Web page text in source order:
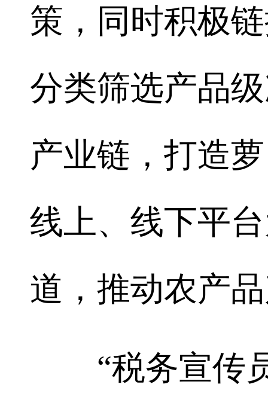
策，同时积极
分类筛选产品
产业链，打造
线上、线下平
道，推动农产
“税务宣传员